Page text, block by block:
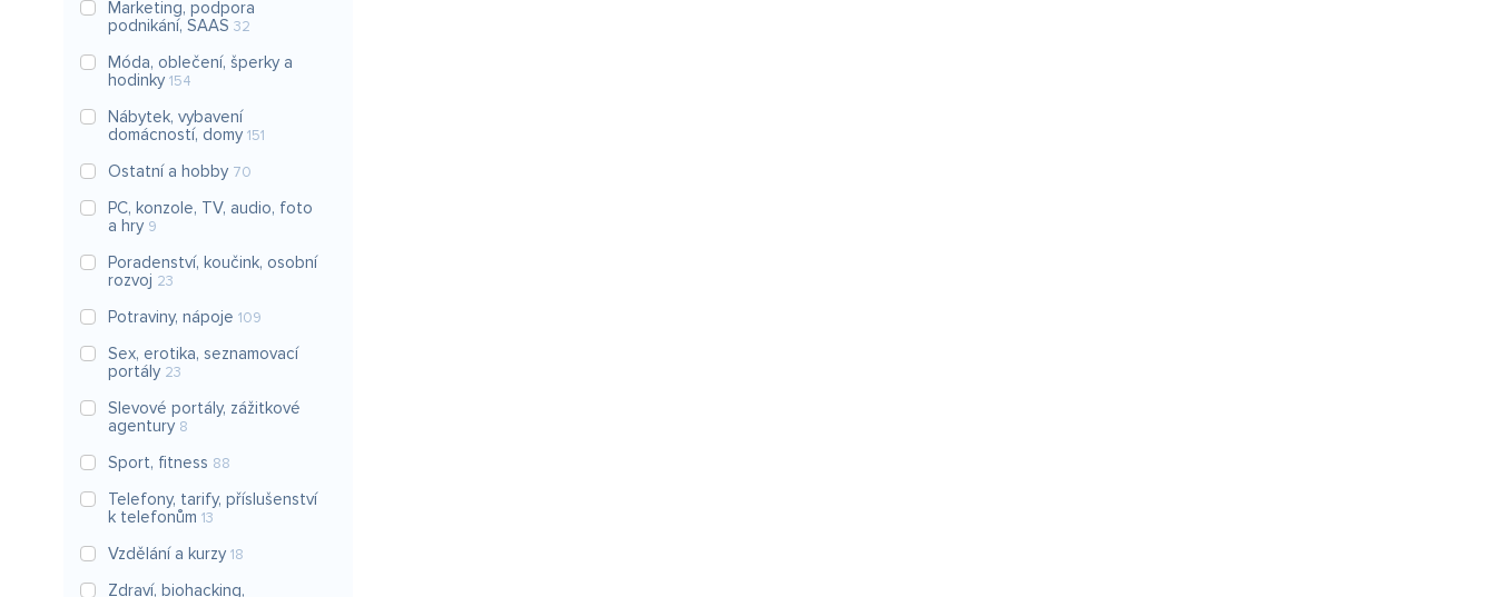
Marketing, podpora
podnikání, SAAS 32
Móda, oblečení, šperky a
hodinky 154
Nábytek, vybavení
domácností, domy 151
Ostatní a hobby 70
PC, konzole, TV, audio, foto
a hry 9
Poradenství, koučink, osobní
rozvoj 23
Potraviny, nápoje 109
Sex, erotika, seznamovací
portály 23
Slevové portály, zážitkové
agentury 8
Sport, fitness 88
Telefony, tarify, příslušenství
k telefonům 13
Vzdělání a kurzy 18
Zdraví, biohacking,